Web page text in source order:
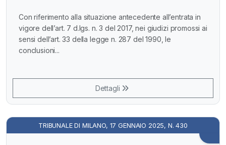
Con riferimento alla situazione antecedente all’entrata in
vigore dell’art. 7 d.lgs. n. 3 del 2017, nei giudizi promossi ai
sensi dell’art. 33 della legge n. 287 del 1990, le
conclusioni...
Dettagli
TRIBUNALE DI MILANO, 17 GENNAIO 2025, N. 430